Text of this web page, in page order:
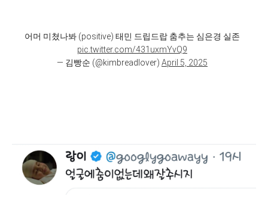
어머 미쳤나봐 (positive) 태민 드립드랍 춤추는 심은경 실존
pic.twitter.com/431uxmYvQ9
— 김빵순 (@kimbreadlover) April 5, 2025